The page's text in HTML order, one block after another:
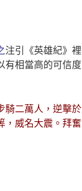
注引《英雄紀》
有相當高的可信度
二萬人，逆擊
威名大震。拜奮